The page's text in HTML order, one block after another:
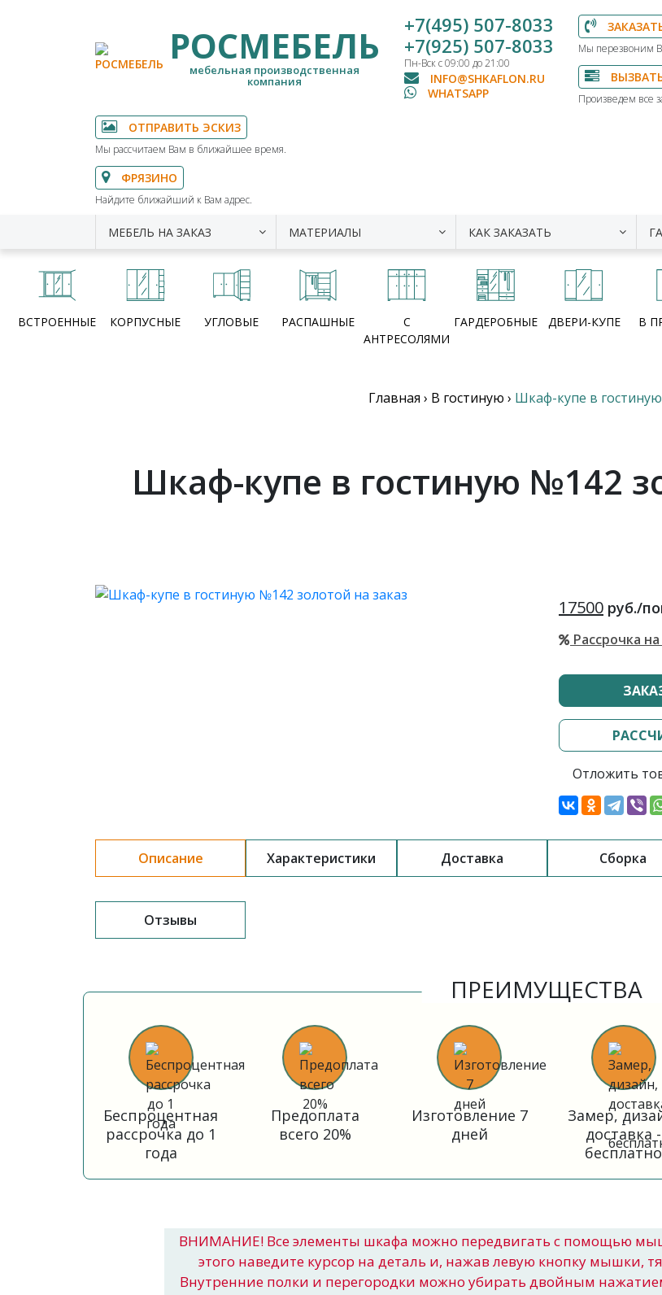
РОСМЕБЕЛЬ
мебельная производственная
компания
+7(495) 507-8033
+7(925) 507-8033
Пн-Вск с 09:00 до 21:00
INFO@SHKAFLON.RU
WHATSAPP
Мы перезвоним
Произведем все
ОТПРАВИТЬ ЭСКИЗ
Мы рассчитаем Вам в ближайшее время.
ФРЯЗИНО
Найдите ближайший к Вам адрес.
МЕБЕЛЬ НА ЗАКАЗ МАТЕРИАЛЫ КАК ЗАКАЗАТЬ
ВСТРОЕННЫЕ КОРПУСНЫЕ УГЛОВЫЕ РАСПАШНЫЕ
С
АНТРЕСОЛЯМИ
ГАРДЕРОБНЫЕ ДВЕРИ-КУПЕ В
Главная › В гостиную › Шкаф-купе в
Шкаф-купе в гостиную №142
17500 руб./
Рассрочка
Отложить
Описание Характеристики Доставка Сборка
Отзывы
ПРЕИМУЩЕСТВА
Беспроцентная
рассрочка до 1
года
Предоплата
всего 20%
Изготовление 7
дней
Замер,
доставка -
бесплатно
ВНИМАНИЕ! Все элементы шкафа можно передвигать с помощью
этого наведите курсор на деталь и, нажав левую кнопку мышки,
Внутренние полки и перегородки можно убирать двойным